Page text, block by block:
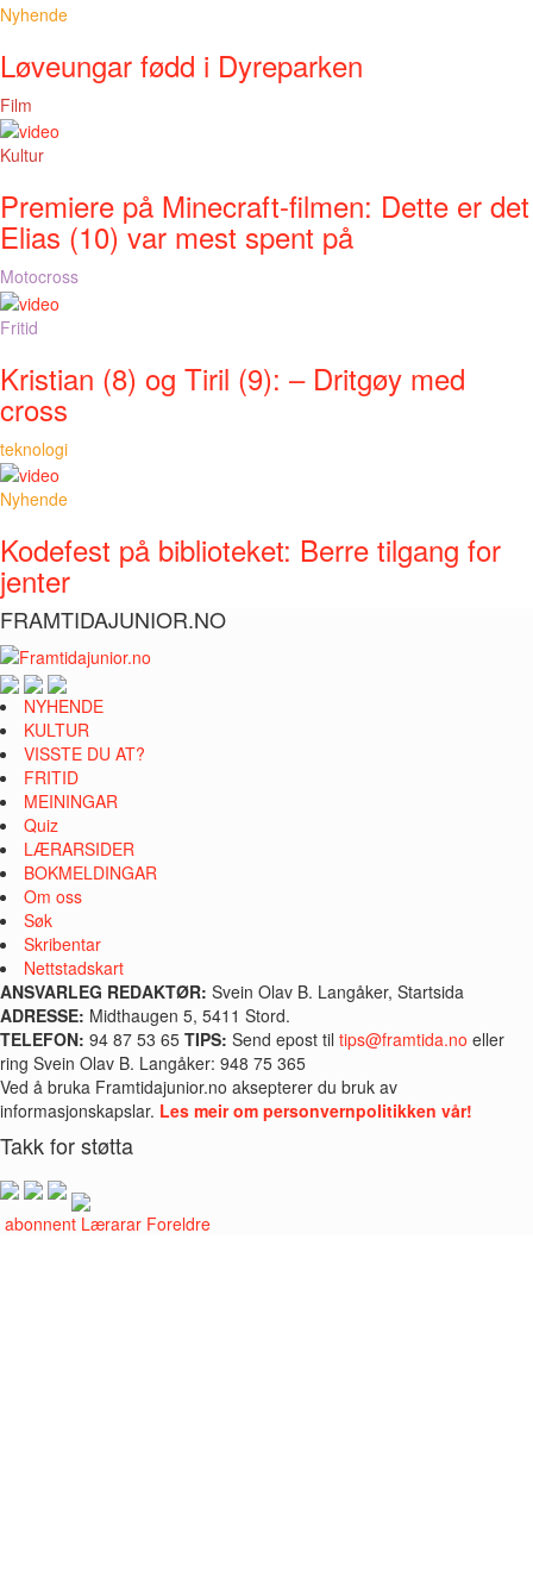
Nyhende
Løveungar fødd i Dyreparken
Film
Kultur
Premiere på Minecraft-filmen: Dette er det
Elias (10) var mest spent på
Motocross
Fritid
Kristian (8) og Tiril (9): – Dritgøy med
cross
teknologi
Nyhende
Kodefest på biblioteket: Berre tilgang for
jenter
FRAMTIDAJUNIOR.NO
NYHENDE
KULTUR
VISSTE DU AT?
FRITID
MEININGAR
Quiz
LÆRARSIDER
BOKMELDINGAR
Om oss
Søk
Skribentar
Nettstadskart
ANSVARLEG REDAKTØR: Svein Olav B. Langåker, Startsida
ADRESSE: Midthaugen 5, 5411 Stord.
TELEFON: 94 87 53 65 TIPS: Send epost til tips@framtida.no eller
ring Svein Olav B. Langåker: 948 75 365
Ved å bruka Framtidajunior.no aksepterer du bruk av
informasjonskapslar. Les meir om personvernpolitikken vår!
Takk for støtta
abonnent Lærarar Foreldre